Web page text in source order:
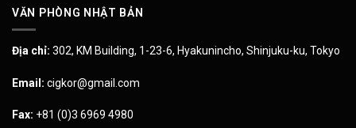
VĂN PHÒNG NHẬT BẢN
Địa chỉ: 302, KM Building, 1-23-6, Hyakunincho, Shinjuku-ku, Tokyo
Email: cigkor@gmail.com
Fax: +81 (0)3 6969 4980